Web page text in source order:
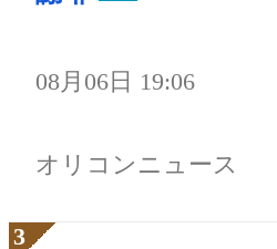
08月06日 19:06
オリコンニュース